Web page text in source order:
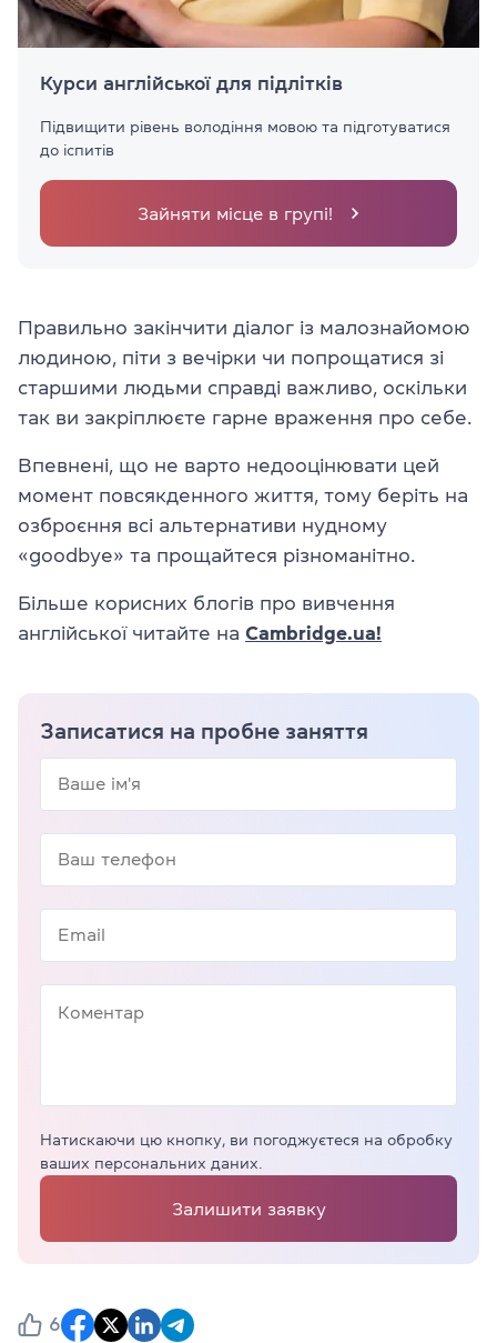
Курси англійської для підлітків
Підвищити рівень володіння мовою та підготуватися
до іспитів
Зайняти місце в групі!
Правильно закінчити діалог із малознайомою
людиною, піти з вечірки чи попрощатися зі
старшими людьми справді важливо, оскільки
так ви закріплюєте гарне враження про себе.
Впевнені, що не варто недооцінювати цей
момент повсякденного життя, тому беріть на
озброєння всі альтернативи нудному
«goodbye» та прощайтеся різноманітно.
Більше корисних блогів про вивчення
англійської читайте на Cambridge.ua!
Записатися на пробне заняття
Натискаючи цю кнопку, ви погоджуєтеся на обробку
ваших персональних даних.
Залишити заявку
6